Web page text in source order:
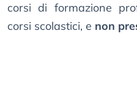
corsi di formazione
corsi scolastici, e non